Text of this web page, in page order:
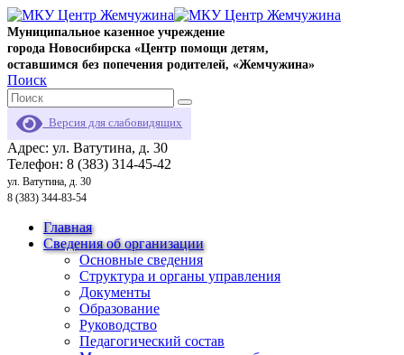
Муниципальное казенное учреждение
города Новосибирска «Центр помощи детям,
оставшимся без попечения родителей, «Жемчужина»
Поиск
Версия для слабовидящих
Адрес: ул. Ватутина, д. 30
Телефон: 8 (383) 314-45-42
ул. Ватутина, д. 30
8 (383) 344-83-54
Главная
Сведения об организации
Основные сведения
Структура и органы управления
Документы
Образование
Руководство
Педагогический состав